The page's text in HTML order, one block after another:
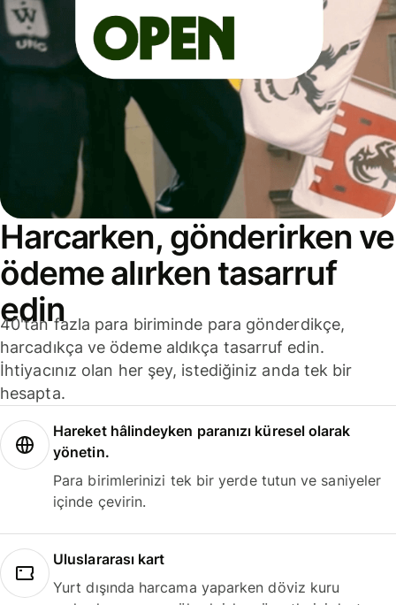
Harcarken, gönderirken ve
ödeme alırken tasarruf
edin
40'tan fazla para biriminde para gönderdikçe,
harcadıkça ve ödeme aldıkça tasarruf edin.
İhtiyacınız olan her şey, istediğiniz anda tek bir
hesapta.
Hareket hâlindeyken paranızı küresel olarak
yönetin.
Para birimlerinizi tek bir yerde tutun ve saniyeler
içinde çevirin.
Uluslararası kart
Yurt dışında harcama yaparken döviz kuru